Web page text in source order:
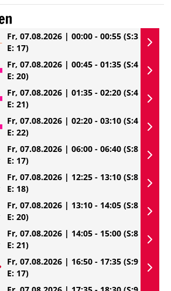
Fr, 07.08.2026 | 00:00 - 00:55 (S:3
E: 17)
Fr, 07.08.2026 | 00:45 - 01:35 (S:4
E: 20)
Fr, 07.08.2026 | 01:35 - 02:20 (S:4
E: 21)
Fr, 07.08.2026 | 02:20 - 03:10 (S:4
E: 22)
Fr, 07.08.2026 | 06:00 - 06:40 (S:8
E: 17)
Fr, 07.08.2026 | 12:25 - 13:10 (S:8
E: 18)
Fr, 07.08.2026 | 13:10 - 14:05 (S:8
E: 20)
Fr, 07.08.2026 | 14:05 - 15:00 (S:8
E: 21)
Fr, 07.08.2026 | 16:50 - 17:35 (S:9
E: 17)